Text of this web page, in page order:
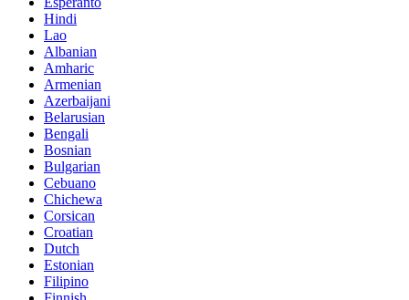
Hindi
Lao
Albanian
Amharic
Armenian
Azerbaijani
Belarusian
Bengali
Bosnian
Bulgarian
Cebuano
Chichewa
Corsican
Croatian
Dutch
Estonian
Filipino